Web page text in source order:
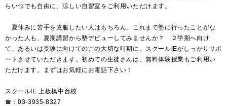
らいつでも自由に、涼しい自習室をご利用いただけます。
夏休みに苦手を克服したい人はもちろん、これまで塾に行ったことがな
かった人も、夏期講習から塾デビューしてみませんか？ ２学期へ向け
て、あるいは受験に向けてのこの大切な時期に、スクールIEがしっかりサポ
ートさせていただきます。初めての生徒さんは、無料体験授業もご利用い
ただけます。まずはお気軽にお電話下さい！
スクールIE 上板橋中台校
☎：03-3935-8327